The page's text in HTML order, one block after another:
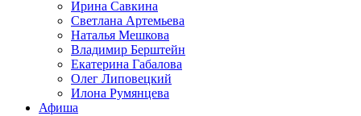
Ирина Савкина
Светлана Артемьева
Наталья Мешкова
Владимир Берштейн
Екатерина Габалова
Олег Липовецкий
Илона Румянцева
Афиша